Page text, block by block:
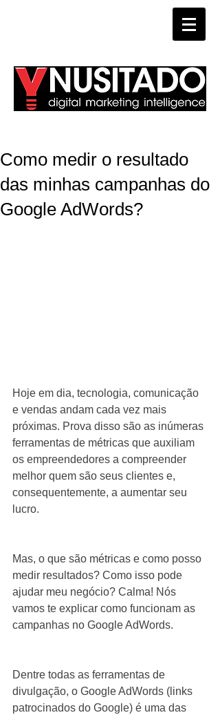
Como medir o resultado
das minhas campanhas do
Google AdWords?
Hoje em dia, tecnologia, comunicação
e vendas andam cada vez mais
próximas. Prova disso são as inúmeras
ferramentas de métricas que auxiliam
os empreendedores a compreender
melhor quem são seus clientes e,
consequentemente, a aumentar seu
lucro.
Mas, o que são métricas e como posso
medir resultados? Como isso pode
ajudar meu negócio? Calma! Nós
vamos te explicar como funcionam as
campanhas no Google AdWords.
Dentre todas as ferramentas de
divulgação, o Google AdWords (links
patrocinados do Google) é uma das